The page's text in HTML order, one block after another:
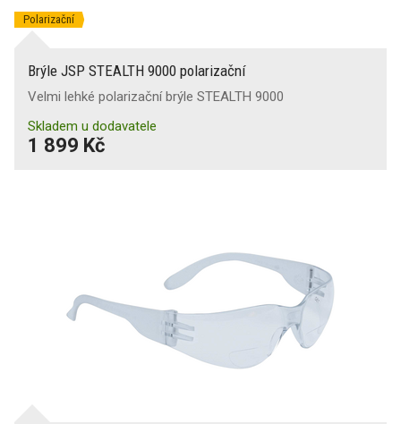
Polarizační
Brýle JSP STEALTH 9000 polarizační
Velmi lehké polarizační brýle STEALTH 9000
Skladem u dodavatele
1 899 Kč